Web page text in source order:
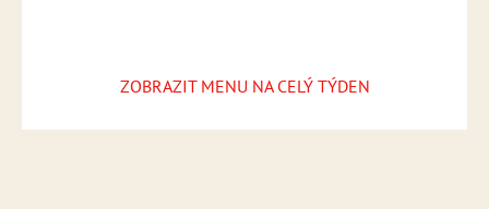
ZOBRAZIT MENU NA CELÝ TÝDEN